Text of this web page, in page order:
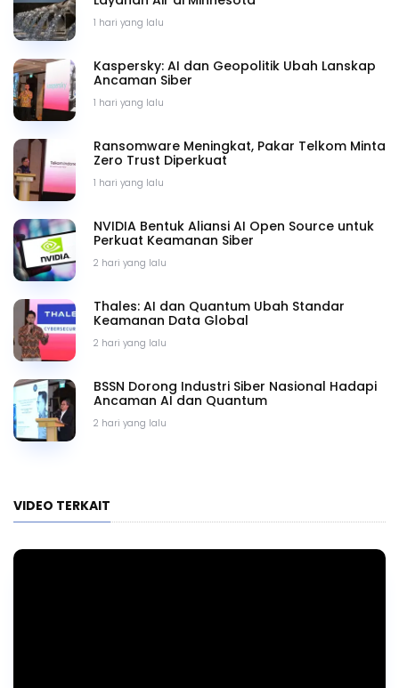
1 hari yang lalu
1 hari yang lalu
Kaspersky: AI dan Geopolitik Ubah Lanskap
Ancaman Siber
1 hari yang lalu
Ransomware Meningkat, Pakar Telkom Minta
Zero Trust Diperkuat
2 hari yang lalu
NVIDIA Bentuk Aliansi AI Open Source untuk
Perkuat Keamanan Siber
2 hari yang lalu
Thales: AI dan Quantum Ubah Standar
Keamanan Data Global
2 hari yang lalu
BSSN Dorong Industri Siber Nasional Hadapi
Ancaman AI dan Quantum
VIDEO TERKAIT